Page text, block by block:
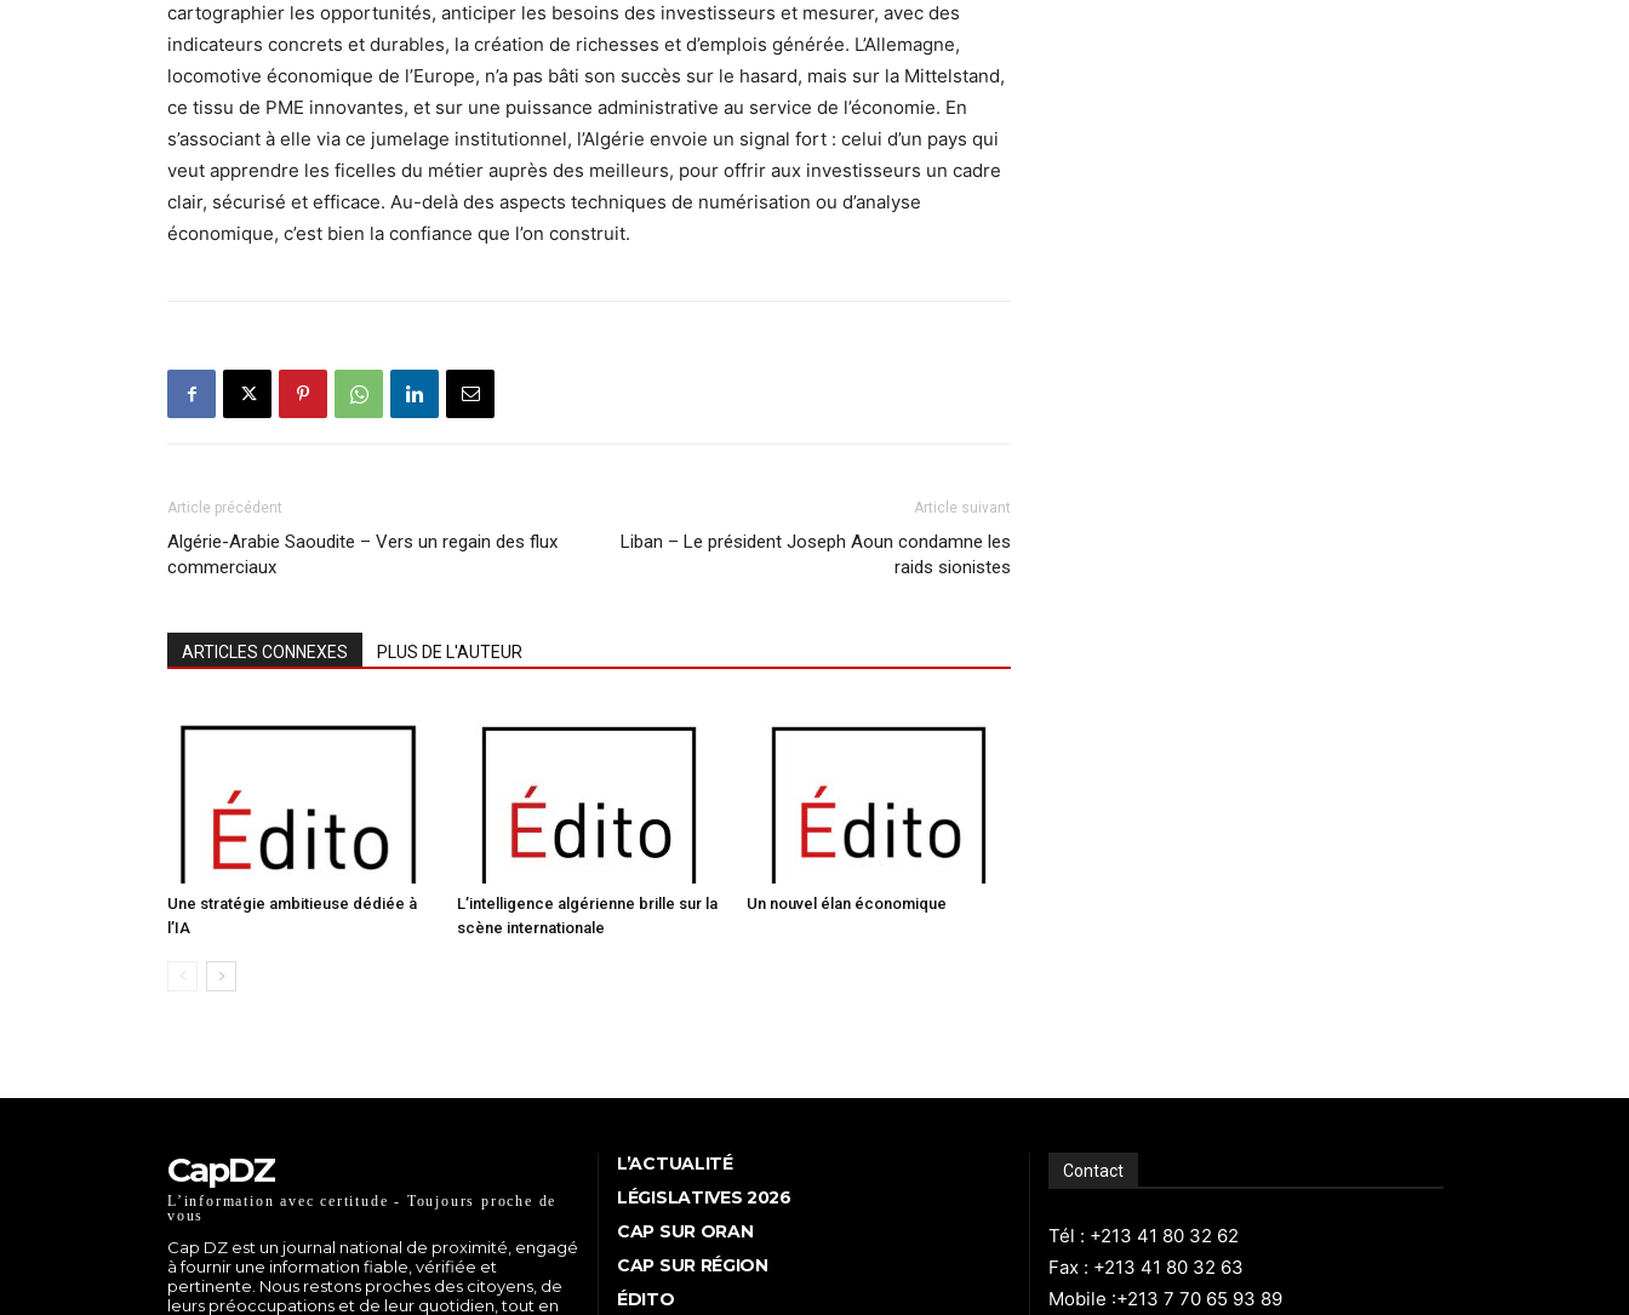
cartographier les opportunités, anticiper les besoins des investisseurs et mesurer, avec des
indicateurs concrets et durables, la création de richesses et d’emplois générée. L’Allemagne,
locomotive économique de l’Europe, n’a pas bâti son succès sur le hasard, mais sur la Mittelstand,
ce tissu de PME innovantes, et sur une puissance administrative au service de l’économie. En
s’associant à elle via ce jumelage institutionnel, l’Algérie envoie un signal fort : celui d’un pays qui
veut apprendre les ficelles du métier auprès des meilleurs, pour offrir aux investisseurs un cadre
clair, sécurisé et efficace. Au-delà des aspects techniques de numérisation ou d’analyse
économique, c’est bien la confiance que l’on construit.
Article précédent
Algérie-Arabie Saoudite – Vers un regain des flux
commerciaux
Article suivant
Liban – Le président Joseph Aoun condamne les
raids sionistes
ARTICLES CONNEXES PLUS DE L'AUTEUR
Une stratégie ambitieuse dédiée à
l’IA
L’intelligence algérienne brille sur la
scène internationale
Un nouvel élan économique
CapDZ
L’information avec certitude - Toujours proche de
vous
Cap DZ est un journal national de proximité, engagé
à fournir une information fiable, vérifiée et
pertinente. Nous restons proches des citoyens, de
leurs préoccupations et de leur quotidien, tout en
L’ACTUALITÉ
LÉGISLATIVES 2026
CAP SUR ORAN
CAP SUR RÉGION
ÉDITO
Contact
Tél : +213 41 80 32 62
Fax : +213 41 80 32 63
Mobile :+213 7 70 65 93 89